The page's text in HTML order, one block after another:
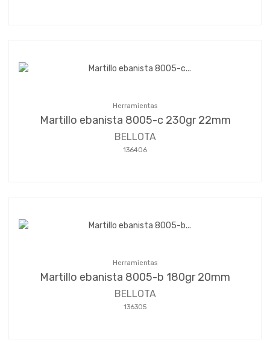
Herramientas
Martillo ebanista 8005-c 230gr 22mm
BELLOTA
136406
Herramientas
Martillo ebanista 8005-b 180gr 20mm
BELLOTA
136305